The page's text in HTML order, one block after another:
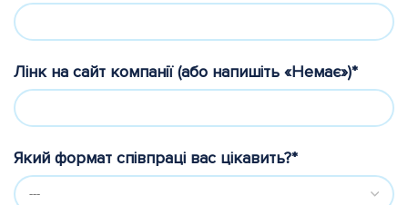
Лінк на сайт компанії (або напишіть «Немає»)*
Який формат співпраці вас цікавить?*